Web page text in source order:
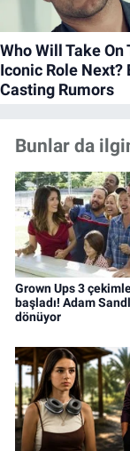
Bunlar da
Grown Ups 3
başladı! Adam
dönüyor